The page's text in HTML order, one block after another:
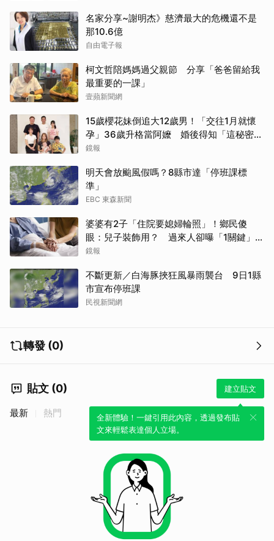
名家分享~謝明杰》慈濟最大的危機還不是
那10.6億
自由電子報
柯文哲陪媽媽過父親節 分享「爸爸留給我
最重要的一課」
壹蘋新聞網
15歲櫻花妹倒追大12歲男！「交往1月就懷
孕」36歲升格當阿嬤 婚後得知「這秘密」
傻眼了
鏡報
明天會放颱風假嗎？8縣市達「停班課標
準」
EBC 東森新聞
婆婆有2子「住院要媳婦輪照」！鄉民傻
眼：兒子裝飾用？ 過來人卻曝「1關鍵」才
做決定
鏡報
不斷更新／白海豚挾狂風暴雨襲台 9日1縣
市宣布停班課
民視新聞網
轉發 (0)
貼文 (0) 建立貼文
全新體驗！一鍵引用此內容，透過發布貼
文來輕鬆表達個人立場。
最新 熱門